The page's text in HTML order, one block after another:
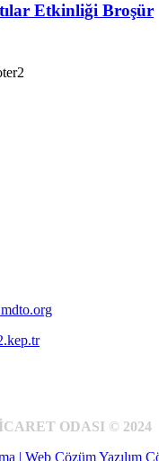
Etkinliği Broşür
ODASI © 2024